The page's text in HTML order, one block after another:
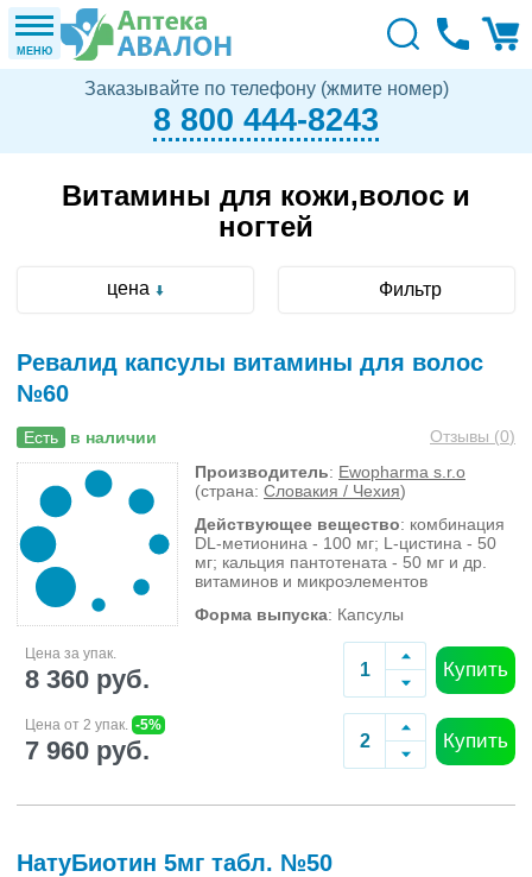
МЕНЮ
Заказывайте по телефону (жмите номер)
8 800 444-8243
Витамины для кожи,волос и
ногтей
цена Фильтр
Ревалид капсулы витамины для волос
№60
Есть в наличии Отзывы (0)
Производитель: Ewopharma s.r.o
(страна: Словакия / Чехия)
Действующее вещество: комбинация
DL-метионина - 100 мг; L-цистина - 50
мг; кальция пантотената - 50 мг и др.
витаминов и микроэлементов
Форма выпуска: Капсулы
Цена за упак.
8 360 руб. Купить
Цена от 2 упак. -5%
7 960 руб. Купить
НатуБиотин 5мг табл. №50